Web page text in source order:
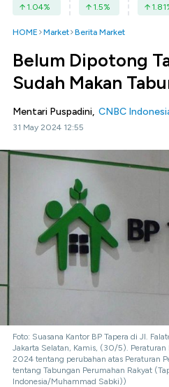
1.04% 1.5% 1.81
HOME Market Berita Market
Belum Dipotong
Sudah Makan
Mentari Puspadini, CNBC
31 May 2024 12:55
Foto: Suasana Kantor BP Tapera di Jl.
Jakarta Selatan, Kamis, (30/5). Peraturan
2024 tentang perubahan atas Peraturan
tentang Tabungan Perumahan Rakyat
Indonesia/Muhammad Sabki))